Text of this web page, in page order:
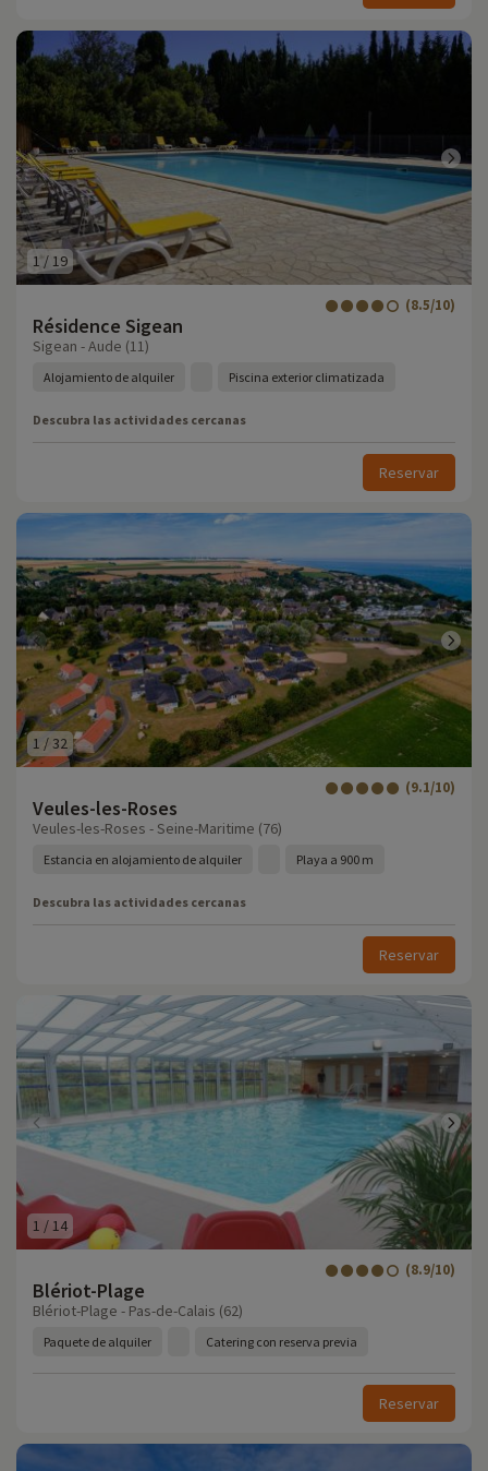
1/ 19
Résidence Sigean
(8.5/10)
Sigean - Aude (11)
Alojamiento de alquiler Piscina exterior climatizada
Descubra las actividades cercanas
Reservar
1 /32
Veules-les-Roses
(9.1/10)
Veules-les-Roses - Seine-Maritime (76)
Estancia en alojamiento de alquiler Playa a 900 m
Descubra las actividades cercanas
Reservar
1 /14
Blériot-Plage
(8.9/10)
Blériot-Plage - Pas-de-Calais (62)
Paquete de alquiler Catering con reserva previa
Reservar